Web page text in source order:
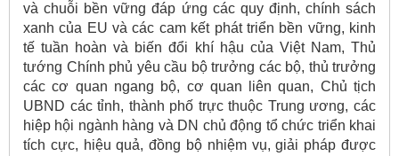
và chuỗi bền vững đáp ứng các quy định, chính sách
xanh của EU và các cam kết phát triển bền vững, kinh
tế tuần hoàn và biến đổi khí hậu của Việt Nam, Thủ
tướng Chính phủ yêu cầu bộ trưởng các bộ, thủ trưởng
các cơ quan ngang bộ, cơ quan liên quan, Chủ tịch
UBND các tỉnh, thành phố trực thuộc Trung ương, các
hiệp hội ngành hàng và DN chủ động tổ chức triển khai
tích cực, hiệu quả, đồng bộ nhiệm vụ, giải pháp được